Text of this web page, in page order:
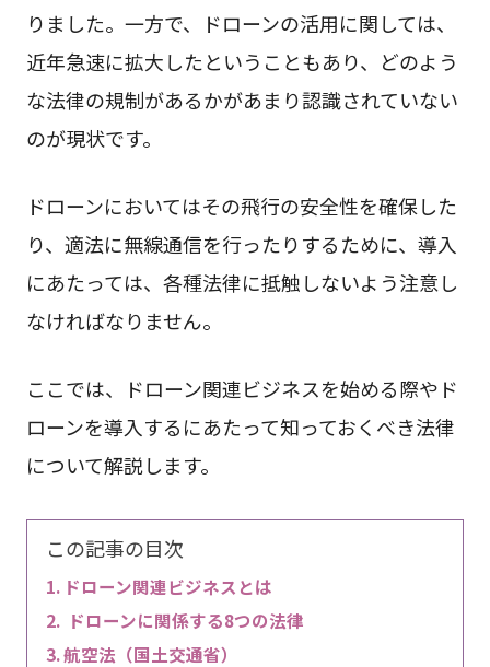
りました。一方で、ドローンの活用に関しては、
近年急速に拡大したということもあり、どのよう
な法律の規制があるかがあまり認識されていない
のが現状です。
ドローンにおいてはその飛行の安全性を確保した
り、適法に無線通信を行ったりするために、導入
にあたっては、各種法律に抵触しないよう注意し
なければなりません。
ここでは、ドローン関連ビジネスを始める際やド
ローンを導入するにあたって知っておくべき法律
について解説します。
この記事の目次
ドローン関連ビジネスとは
ドローンに関係する8つの法律
航空法（国土交通省）